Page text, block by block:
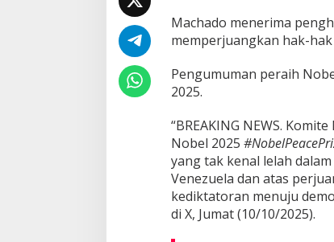
Machado menerima
memperjuangkan hak-
Pengumuman peraih
2025.
“BREAKING NEWS.
Nobel 2025
yang tak kenal lelah
Venezuela dan atas
kediktatoran menuju
di X, Jumat (10/10/2025).